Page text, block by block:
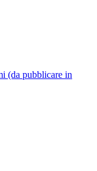
(da pubblicare in